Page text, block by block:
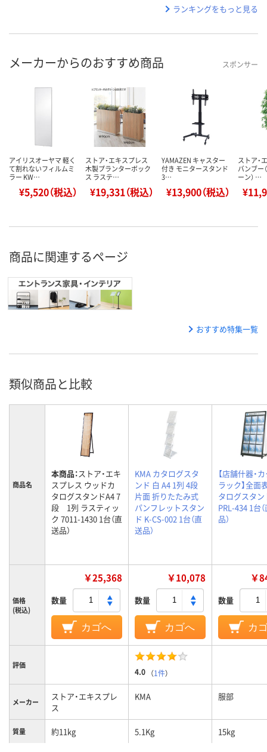
ランキングをもっと見る
メーカーからのおすすめ商品 スポンサー
アイリスオーヤマ 軽く
て割れないフィルムミ
ラー KW…
¥5,520（税込）
ストア・エキスプレス
木製プランターボック
ス ラステ…
¥19,331（税込）
YAMAZEN キャスター
付き モニタースタンド
3…
¥13,900（税込）
ストア・
バンブー
ーン） …
商品に関連するページ
おすすめ特集一覧
類似商品と比較
商品名
本商品：ストア・エキ
スプレス ウッドカ
タログスタンドA4 7
段 1列 ラスティッ
ク 7011-1430 1台（直
送品）
KMA カタログスタ
ンド 白 A4 1列 4段
片面 折りたたみ式
パンフレットスタン
ド K-CS-002 1台（直
送品）
【店舗什器・
ラック】全面
タログスタン
PRL-434 1台
品）
価格
(税込)
￥25,368
数量
カゴへ
￥10,078
数量
カゴへ
￥
数量
カ
評価
4.0 （1件）
メーカー
ストア・エキスプレ
ス
KMA 服部
質量 約11kg 5.1Kg 15kg